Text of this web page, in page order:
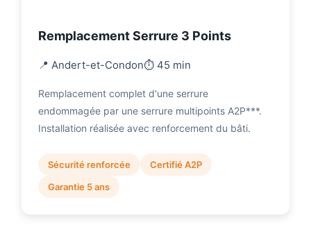
Remplacement Serrure 3 Points
📍 Andert-et-Condon⏱️ 45 min
Remplacement complet d'une serrure
endommagée par une serrure multipoints A2P***.
Installation réalisée avec renforcement du bâti.
Sécurité renforcée
Certifié A2P
Garantie 5 ans